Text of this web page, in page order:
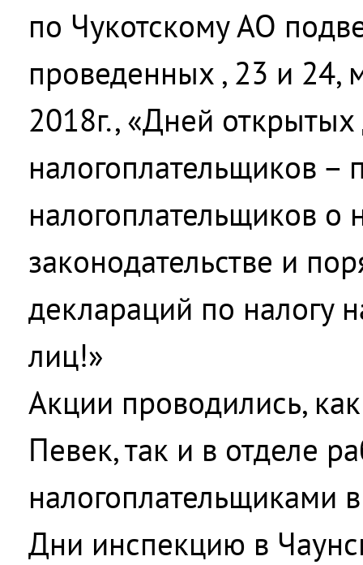
по Чукотскому АО
проведенных , 23 и 24,
2018г., «Дней
налогоплательщиков
налогоплательщиков о
законодательстве и
деклараций по налогу
лиц!»
Акции проводились,
Певек, так и в отделе
налогоплательщиками
Дни инспекцию в